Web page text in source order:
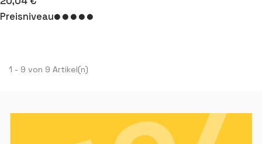
Preisniveau
1 - 9 von 9 Artikel(n)